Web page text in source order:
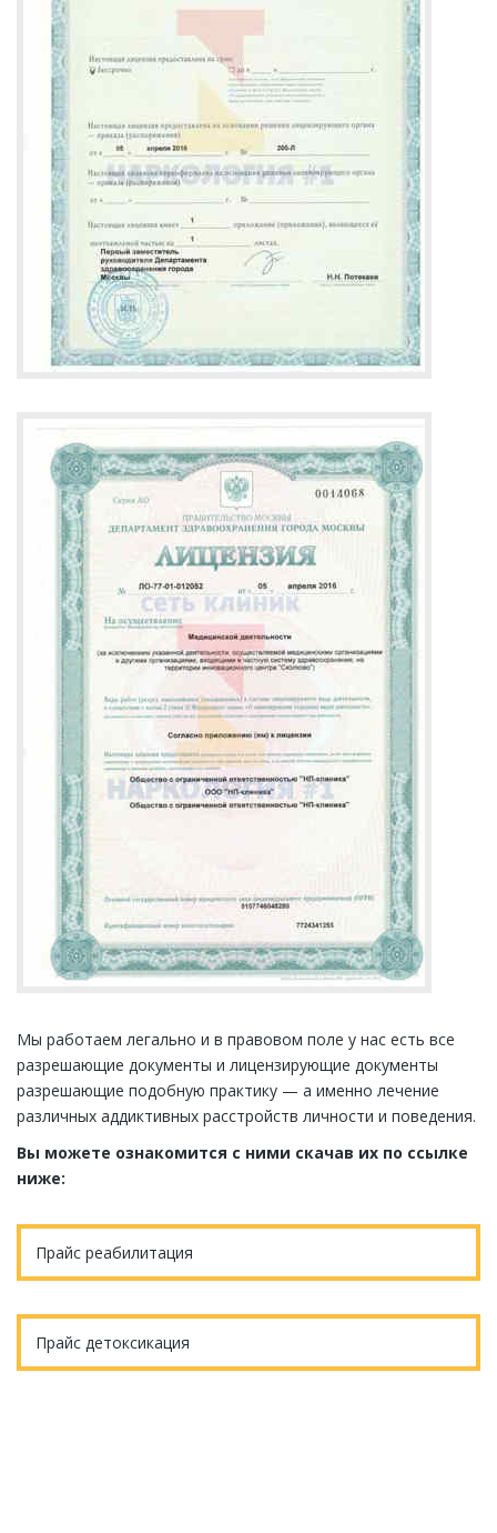
Мы работаем легально и в правовом поле у нас есть все
разрешающие документы и лицензирующие документы
разрешающие подобную практику — а именно лечение
различных аддиктивных расстройств личности и поведения.
Вы можете ознакомится с ними скачав их по ссылке
ниже:
Прайс реабилитация
Прайс детоксикация